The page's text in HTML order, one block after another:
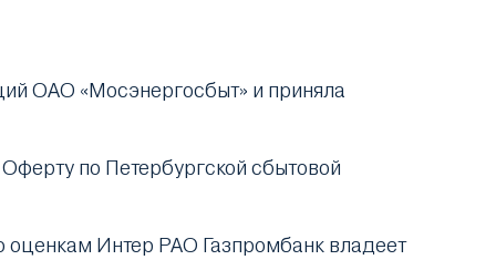
ОАО «Мосэнергосбыт» и приняла
по Петербургской сбытовой
оценкам Интер РАО Газпромбанк владеет